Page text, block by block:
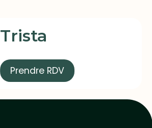
Trista
Prendre RDV